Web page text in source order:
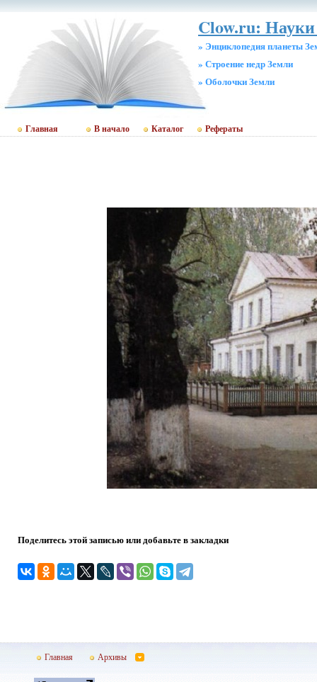
Clow.ru:
» Энциклопедия планеты
» Строение недр Земли
» Оболочки Земли
Главная В начало Каталог Рефераты
Поделитесь этой записью или добавьте в закладки
Главная Архивы